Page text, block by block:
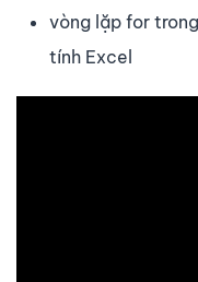
vòng lặp for
tính Excel